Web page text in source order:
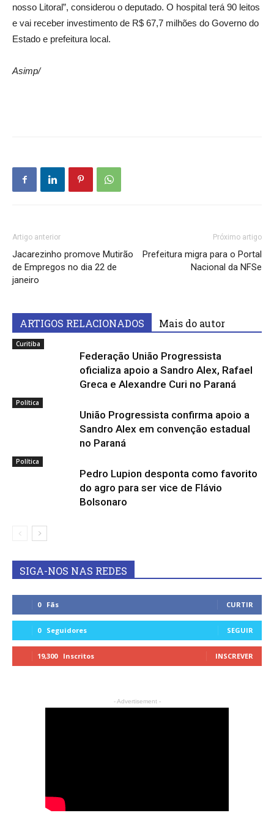
nosso Litoral”, considerou o deputado. O hospital terá 90 leitos
e vai receber investimento de R$ 67,7 milhões do Governo do
Estado e prefeitura local.
Asimp/
Artigo anterior
Jacarezinho promove Mutirão
de Empregos no dia 22 de
janeiro
Próximo artigo
Prefeitura migra para o Portal
Nacional da NFSe
ARTIGOS RELACIONADOS Mais do autor
Curitiba
Federação União Progressista
oficializa apoio a Sandro Alex, Rafael
Greca e Alexandre Curi no Paraná
Política
União Progressista confirma apoio a
Sandro Alex em convenção estadual
no Paraná
Política
Pedro Lupion desponta como favorito
do agro para ser vice de Flávio
Bolsonaro
SIGA-NOS NAS REDES
0 Fãs CURTIR
0 Seguidores SEGUIR
19,300 Inscritos INSCREVER
- Advertisement -